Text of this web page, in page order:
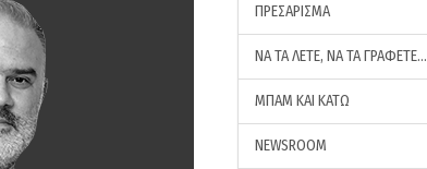
ΠΡΕΣΑΡΙΣΜΑ
ΝΑ ΤΑ ΛΕΤΕ, ΝΑ ΤΑ ΓΡΑΦΕΤΕ…
ΜΠΑΜ ΚΑΙ ΚΑΤΩ
NEWSROOM